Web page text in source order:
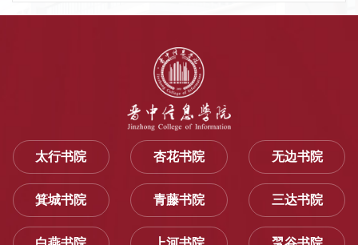
太行书院 杏花书院 无边书院
箕城书院 青藤书院 三达书院